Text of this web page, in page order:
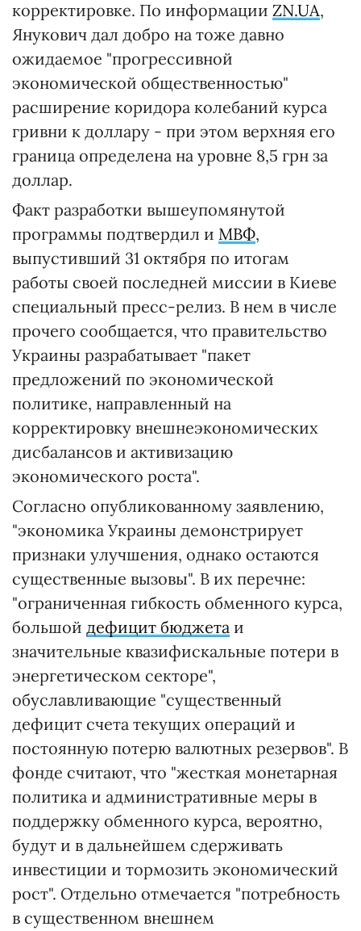
корректировке. По информации ZN.UA,
Янукович дал добро на тоже давно
ожидаемое "прогрессивной
экономической общественностью"
расширение коридора колебаний курса
гривни к доллару - при этом верхняя его
граница определена на уровне 8,5 грн за
доллар.
Факт разработки вышеупомянутой
программы подтвердил и МВФ,
выпустивший 31 октября по итогам
работы своей последней миссии в Киеве
специальный пресс-релиз. В нем в числе
прочего сообщается, что правительство
Украины разрабатывает "пакет
предложений по экономической
политике, направленный на
корректировку внешнеэкономических
дисбалансов и активизацию
экономического роста".
Согласно опубликованному заявлению,
"экономика Украины демонстрирует
признаки улучшения, однако остаются
существенные вызовы". В их перечне:
"ограниченная гибкость обменного курса,
большой дефицит бюджета и
значительные квазифискальные потери в
энергетическом секторе",
обуславливающие "существенный
дефицит счета текущих операций и
постоянную потерю валютных резервов". В
фонде считают, что "жесткая монетарная
политика и административные меры в
поддержку обменного курса, вероятно,
будут и в дальнейшем сдерживать
инвестиции и тормозить экономический
рост". Отдельно отмечается "потребность
в существенном внешнем